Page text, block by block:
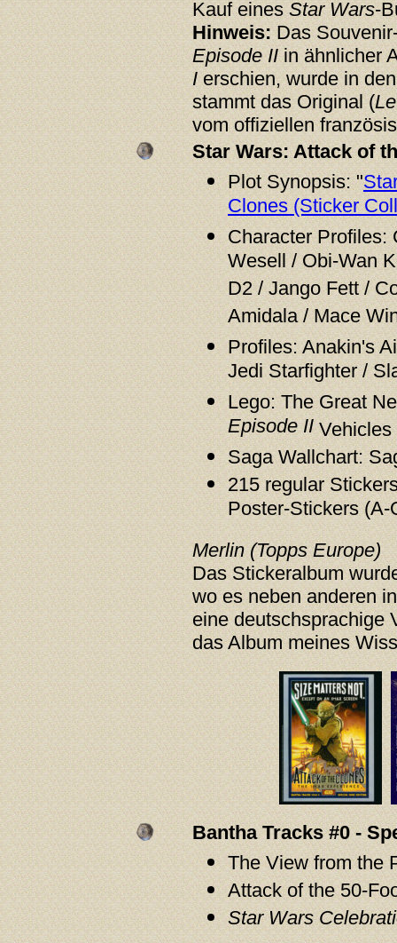
Kauf einesStar Wars-
Hinweis:Das
Episode IIin ähnlicher
Ierschien, wurde in
stammt das Original (
vom offiziellen
Star Wars: Attack of
Plot Synopsis: "
Clones (Sticker
Character Profiles:
Wesell / Obi-Wan
D2 / Jango Fett /
Amidala / Mace
Profiles: Anakin's
Jedi Starfighter /
Lego: The Great
Episode IIVehicles
Saga Wallchart:
215 regular
Poster-Stickers (A-
Merlin (Topps Europe)
Das Stickeralbum
wo es neben anderen
eine deutschsprachige
das Album meines
Bantha Tracks #0 -
The View from the
Attack of the 50-
Star Wars